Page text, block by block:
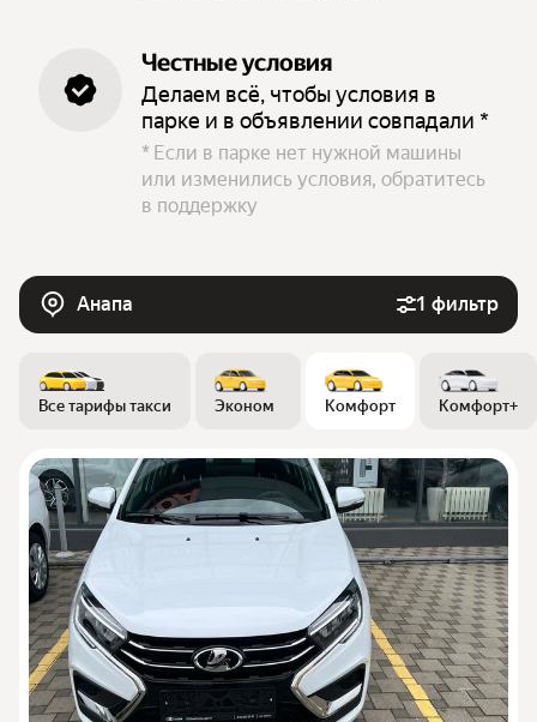
Честные условия
Делаем всё, чтобы условия в
парке и в объявлении совпадали *
* Если в парке нет нужной машины
или изменились условия, обратитесь
в поддержку
Анапа 1 фильтр
Все тарифы такси Эконом Комфорт Комфорт+